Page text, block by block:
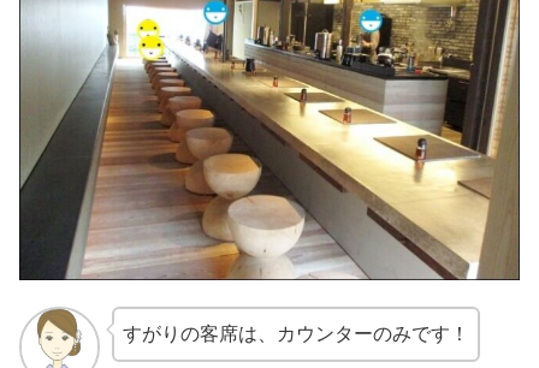
すがりの客席は、カウンターのみです！